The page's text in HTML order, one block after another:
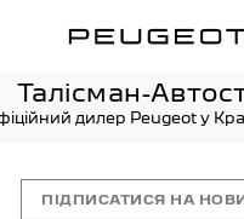
Талісман-
дилер Peugeot у
ПІДПИСАТИСЯ НА